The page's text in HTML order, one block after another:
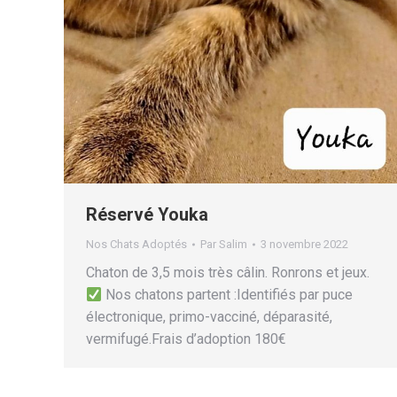
Réservé Youka
Nos Chats Adoptés Par Salim 3 novembre 2022
Chaton de 3,5 mois très câlin. Ronrons et jeux.
Nos chatons partent :Identifiés par puce
électronique, primo-vacciné, déparasité,
vermifugé.Frais d’adoption 180€